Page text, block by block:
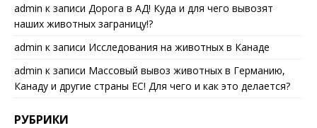
admin к записи Дорога в АД! Куда и для чего вывозят
наших животных заграницу!?
admin к записи Исследования на животных в Канаде
admin к записи Массовый вывоз животных в Германию,
Канаду и другие страны ЕС! Для чего и как это делается?
РУБРИКИ